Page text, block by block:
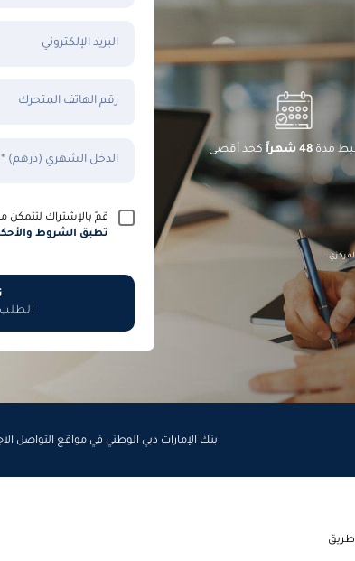
مدة 48 شهراً كحد أقصى
البريد الإلكتروني
رقم الهاتف المتحرك
الدخل الشهري (درهم) *
قمّ بالإشتراك لتتمكن
تطبق الشروط
بنك الإمارات دبي الوطني في مواقع التواصل
طريق